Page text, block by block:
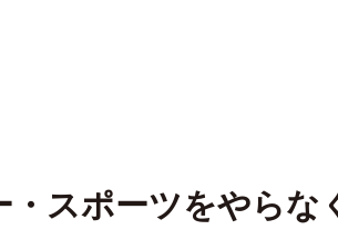
・スポーツをやらな